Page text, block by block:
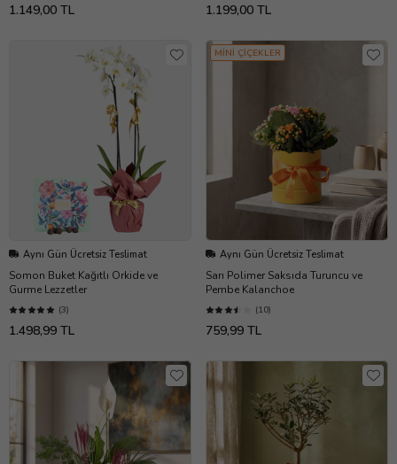
1.149,00 TL 1.199,00 TL
Aynı Gün Ücretsiz Teslimat
Somon Buket Kağıtlı Orkide ve
Gurme Lezzetler
(3)
1.498,99 TL
MİNİ ÇİÇEKLER
Aynı Gün Ücretsiz Teslimat
Sarı Polimer Saksıda Turuncu ve
Pembe Kalanchoe
(10)
759,99 TL